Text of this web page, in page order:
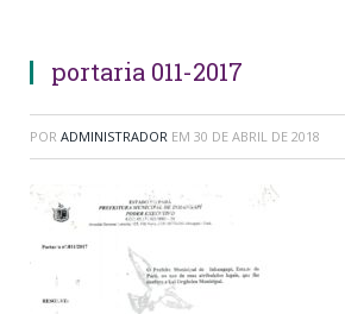
portaria 011-2017
POR ADMINISTRADOR EM 30 DE ABRIL DE 2018